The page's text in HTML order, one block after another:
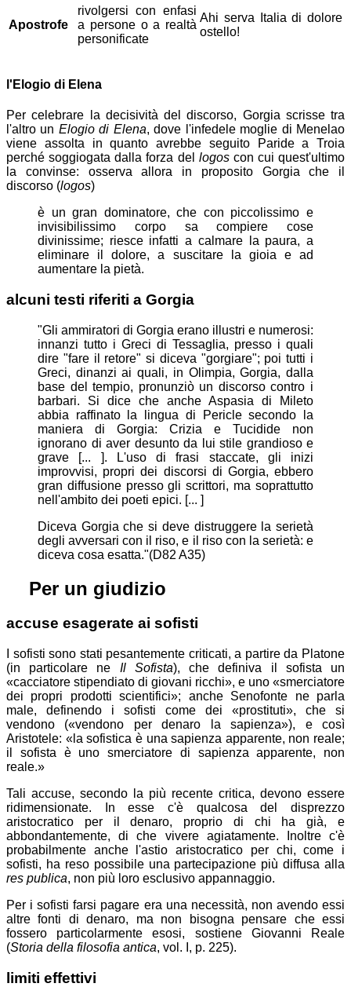
Apostrofe
rivolgersi con enfasi
a persone o a realtà
personificate
Ahi serva Italia di dolore
ostello!
l'Elogio di Elena
Per celebrare la decisività del discorso, Gorgia scrisse tra
l'altro un Elogio di Elena, dove l'infedele moglie di Menelao
viene assolta in quanto avrebbe seguito Paride a Troia
perché soggiogata dalla forza del logoscon cui quest'ultimo
la convinse: osserva allora in proposito Gorgia che il
discorso (logos)
è un gran dominatore, che con piccolissimo e
invisibilissimo corpo sa compiere cose
divinissime; riesce infatti a calmare la paura, a
eliminare il dolore, a suscitare la gioia e ad
aumentare la pietà.
alcuni testi riferiti a Gorgia
"Gli ammiratori di Gorgia erano illustri e numerosi:
innanzi tutto i Greci di Tessaglia, presso i quali
dire "fare il retore" si diceva "gorgiare"; poi tutti i
Greci, dinanzi ai quali, in Olimpia, Gorgia, dalla
base del tempio, pronunziò un discorso contro i
barbari. Si dice che anche Aspasia di Mileto
abbia raffinato la lingua di Pericle secondo la
maniera di Gorgia: Crizia e Tucidide non
ignorano di aver desunto da lui stile grandioso e
grave [... ]. L'uso di frasi staccate, gli inizi
improvvisi, propri dei discorsi di Gorgia, ebbero
gran diffusione presso gli scrittori, ma soprattutto
nell'ambito dei poeti epici. [... ]
Diceva Gorgia che si deve distruggere la serietà
degli avversari con il riso, e il riso con la serietà: e
diceva cosa esatta."(D82 A35)
Per un giudizio
accuse esagerate ai sofisti
I sofisti sono stati pesantemente criticati, a partire da Platone
(in particolare ne Il Sofista), che definiva il sofista un
cacciatore stipendiato di giovani ricchi
, e uno
smerciatore
dei propri prodotti scientifici ; anche Senofonte ne parla
male, definendo i sofisti come dei
prostituti
, che si
vendono ( vendono per denaro la sapienza ), e così
Aristotele:
la sofistica è una sapienza apparente, non reale;
il sofista è uno smerciatore di sapienza apparente, non
reale.
Tali accuse, secondo la più recente critica, devono essere
ridimensionate. In esse c'è qualcosa del disprezzo
aristocratico per il denaro, proprio di chi ha già, e
abbondantemente, di che vivere agiatamente. Inoltre c'è
probabilmente anche l'astio aristocratico per chi, come i
sofisti, ha reso possibile una partecipazione più diffusa alla
res publica, non più loro esclusivo appannaggio.
Per i sofisti farsi pagare era una necessità, non avendo essi
altre fonti di denaro, ma non bisogna pensare che essi
fossero particolarmente esosi, sostiene Giovanni Reale
(Storia della filosofia antica, vol. I, p. 225).
limiti effettivi